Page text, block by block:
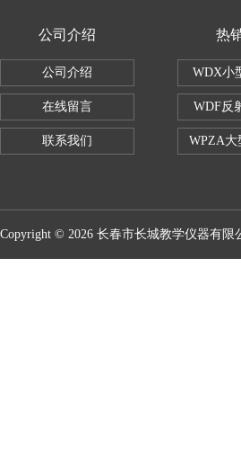
公司介绍
公司介绍
在线留言
联系我们
热
WDX小
WDF反
WPZA大
Copyright © 2026 长春市长城教学仪器有限